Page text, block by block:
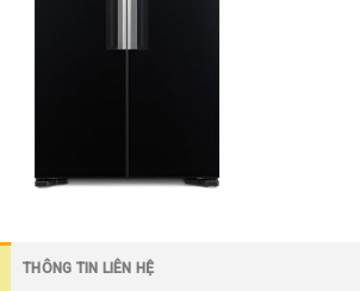
THÔNG TIN LIÊN HỆ